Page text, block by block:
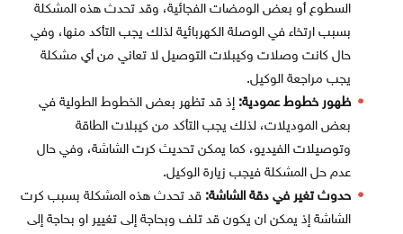
السطوع أو بعض الومضات الفجائية، وقد تحدث هذه المشكلة
بسبب ارتخاء في الوصلة الكهربائية لذلك يجب التأكد منها، وفي
حال كانت وصلات وكيبلات التوصيل لا تعاني من أي مشكلة
يجب مراجعة الوكيل.
ظهور خطوط عمودية: إذ قد تظهر بعض الخطوط الطولية في
بعض الموديلات، لذلك يجب التأكد من كيبلات الطاقة
وتوصيلات الفيديو، كما يمكن تحديث كرت الشاشة، وفي حال
عدم حل المشكلة فيجب زيارة الوكيل.
حدوث تغير في دقة الشاشة: قد تحدث هذه المشكلة بسبب كرت
الشاشة إذ يمكن ان يكون قد تلف وبحاجة إلى تغيير او بحاجة إلى